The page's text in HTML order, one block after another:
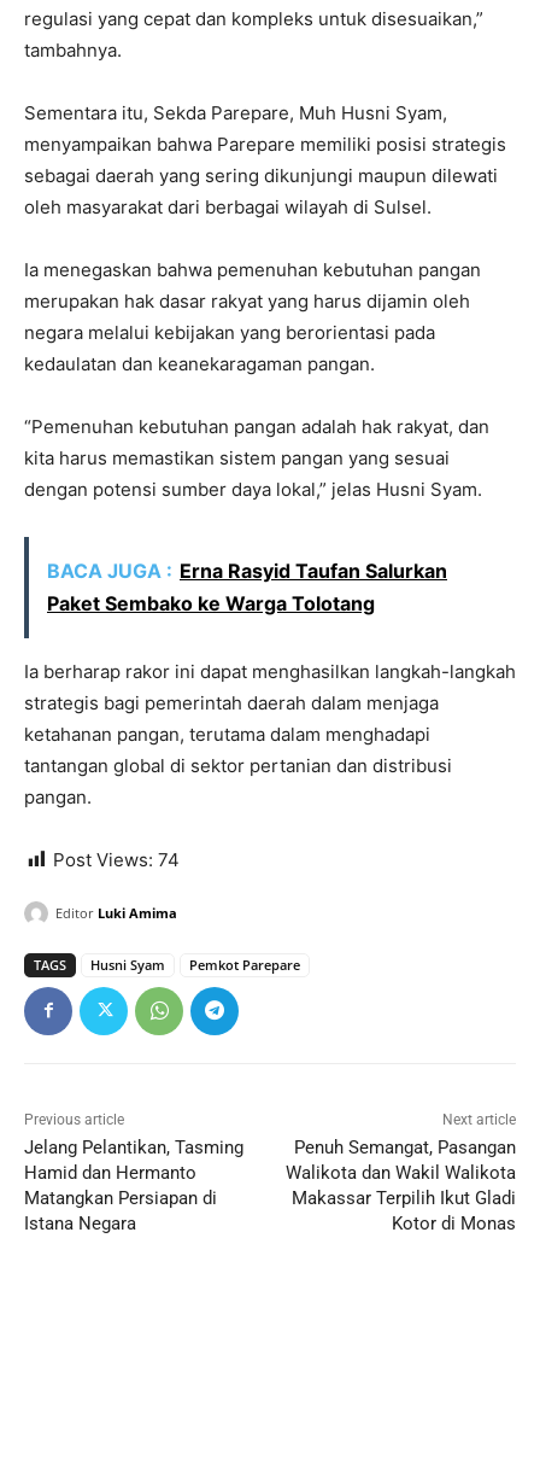
regulasi yang cepat dan kompleks untuk disesuaikan,”
tambahnya.
Sementara itu, Sekda Parepare, Muh Husni Syam,
menyampaikan bahwa Parepare memiliki posisi strategis
sebagai daerah yang sering dikunjungi maupun dilewati
oleh masyarakat dari berbagai wilayah di Sulsel.
Ia menegaskan bahwa pemenuhan kebutuhan pangan
merupakan hak dasar rakyat yang harus dijamin oleh
negara melalui kebijakan yang berorientasi pada
kedaulatan dan keanekaragaman pangan.
“Pemenuhan kebutuhan pangan adalah hak rakyat, dan
kita harus memastikan sistem pangan yang sesuai
dengan potensi sumber daya lokal,” jelas Husni Syam.
BACA JUGA : Erna Rasyid Taufan Salurkan
Paket Sembako ke Warga Tolotang
Ia berharap rakor ini dapat menghasilkan langkah-langkah
strategis bagi pemerintah daerah dalam menjaga
ketahanan pangan, terutama dalam menghadapi
tantangan global di sektor pertanian dan distribusi
pangan.
Post Views: 74
Editor Luki Amima
TAGS Husni Syam Pemkot Parepare
Previous article
Jelang Pelantikan, Tasming
Hamid dan Hermanto
Matangkan Persiapan di
Istana Negara
Next article
Penuh Semangat, Pasangan
Walikota dan Wakil Walikota
Makassar Terpilih Ikut Gladi
Kotor di Monas